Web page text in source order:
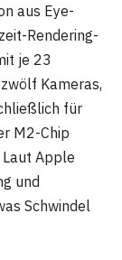
aus Eye-
Rendering-
je 23
Kameras,
für
M2-Chip
Apple
und
Schwindel